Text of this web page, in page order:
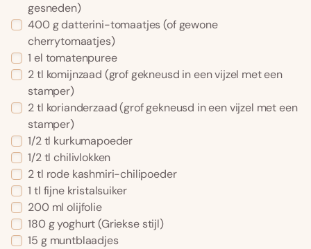
gesneden)
400 gdatterini-tomaatjes(of gewone
cherrytomaatjes)
1 el tomatenpuree
2tl komijnzaad (grof gekneusd in een vijzel met een
stamper)
2tl korianderzaad(grof gekneusd in een vijzel met een
stamper)
1/2 tl kurkumapoeder
1/2 tl chilivlokken
2tl rode kashmiri-chilipoeder
1 tl fijne kristalsuiker
200 ml olijfolie
180 gyoghurt(Griekse stijl)
15 g muntblaadjes